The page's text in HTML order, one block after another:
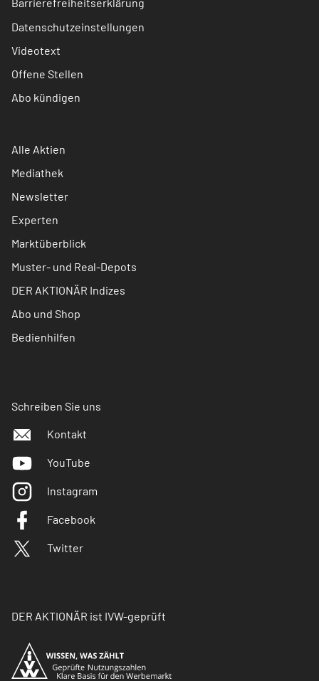
Datenschutzeinstellungen
Videotext
Offene Stellen
Abo kündigen
Alle Aktien
Mediathek
Newsletter
Experten
Marktüberblick
Muster- und Real-Depots
DER AKTIONÄR Indizes
Abo und Shop
Bedienhilfen
Schreiben Sie uns
Kontakt
YouTube
Instagram
Facebook
Twitter
DER AKTIONÄR ist IVW-geprüft